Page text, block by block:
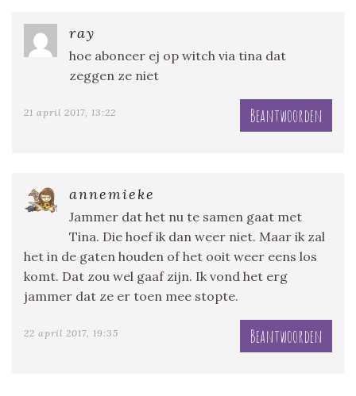
ray
hoe aboneer ej op witch via tina dat
zeggen ze niet
21 april 2017, 13:22 Beantwoorden
annemieke
Jammer dat het nu te samen gaat met
Tina. Die hoef ik dan weer niet. Maar ik zal
het in de gaten houden of het ooit weer eens los
komt. Dat zou wel gaaf zijn. Ik vond het erg
jammer dat ze er toen mee stopte.
22 april 2017, 19:35 Beantwoorden